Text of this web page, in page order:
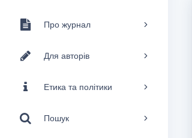
Про журнал
Для авторів
Етика та політики
Пошук